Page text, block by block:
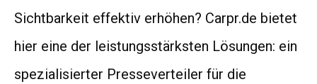
Sichtbarkeit effektiv erhöhen? Carpr.de bietet
hier eine der leistungsstärksten Lösungen: ein
spezialisierter Presseverteiler für die